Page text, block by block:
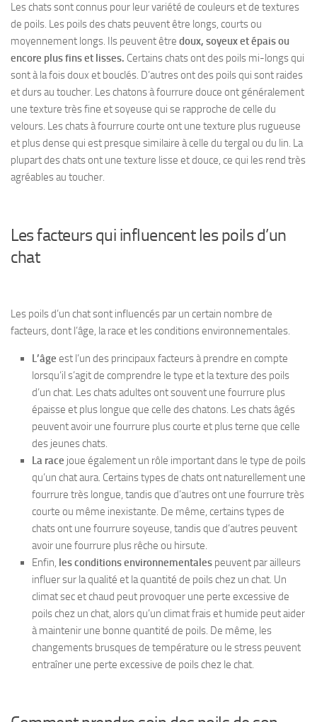
Les chats sont connus pour leur variété de couleurs et de textures
de poils. Les poils des chats peuvent être longs, courts ou
moyennement longs. Ils peuvent être doux, soyeux et épais ou
encore plus fins et lisses. Certains chats ont des poils mi-longs qui
sont à la fois doux et bouclés. D’autres ont des poils qui sont raides
et durs au toucher. Les chatons à fourrure douce ont généralement
une texture très fine et soyeuse qui se rapproche de celle du
velours. Les chats à fourrure courte ont une texture plus rugueuse
et plus dense qui est presque similaire à celle du tergal ou du lin. La
plupart des chats ont une texture lisse et douce, ce qui les rend très
agréables au toucher.
Les facteurs qui influencent les poils d’un
chat
Les poils d’un chat sont influencés par un certain nombre de
facteurs, dont l’âge, la race et les conditions environnementales.
L’âge est l’un des principaux facteurs à prendre en compte
lorsqu’il s’agit de comprendre le type et la texture des poils
d’un chat. Les chats adultes ont souvent une fourrure plus
épaisse et plus longue que celle des chatons. Les chats âgés
peuvent avoir une fourrure plus courte et plus terne que celle
des jeunes chats.
La race joue également un rôle important dans le type de poils
qu’un chat aura. Certains types de chats ont naturellement une
fourrure très longue, tandis que d’autres ont une fourrure très
courte ou même inexistante. De même, certains types de
chats ont une fourrure soyeuse, tandis que d’autres peuvent
avoir une fourrure plus rêche ou hirsute.
Enfin, les conditions environnementales peuvent par ailleurs
influer sur la qualité et la quantité de poils chez un chat. Un
climat sec et chaud peut provoquer une perte excessive de
poils chez un chat, alors qu’un climat frais et humide peut aider
à maintenir une bonne quantité de poils. De même, les
changements brusques de température ou le stress peuvent
entraîner une perte excessive de poils chez le chat.